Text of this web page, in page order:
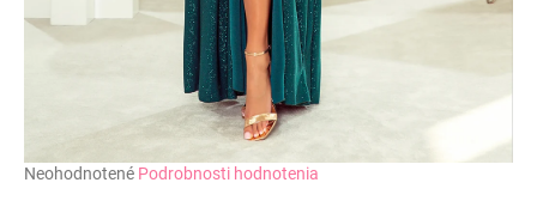
Priemerné
Neohodnotené Podrobnosti hodnotenia